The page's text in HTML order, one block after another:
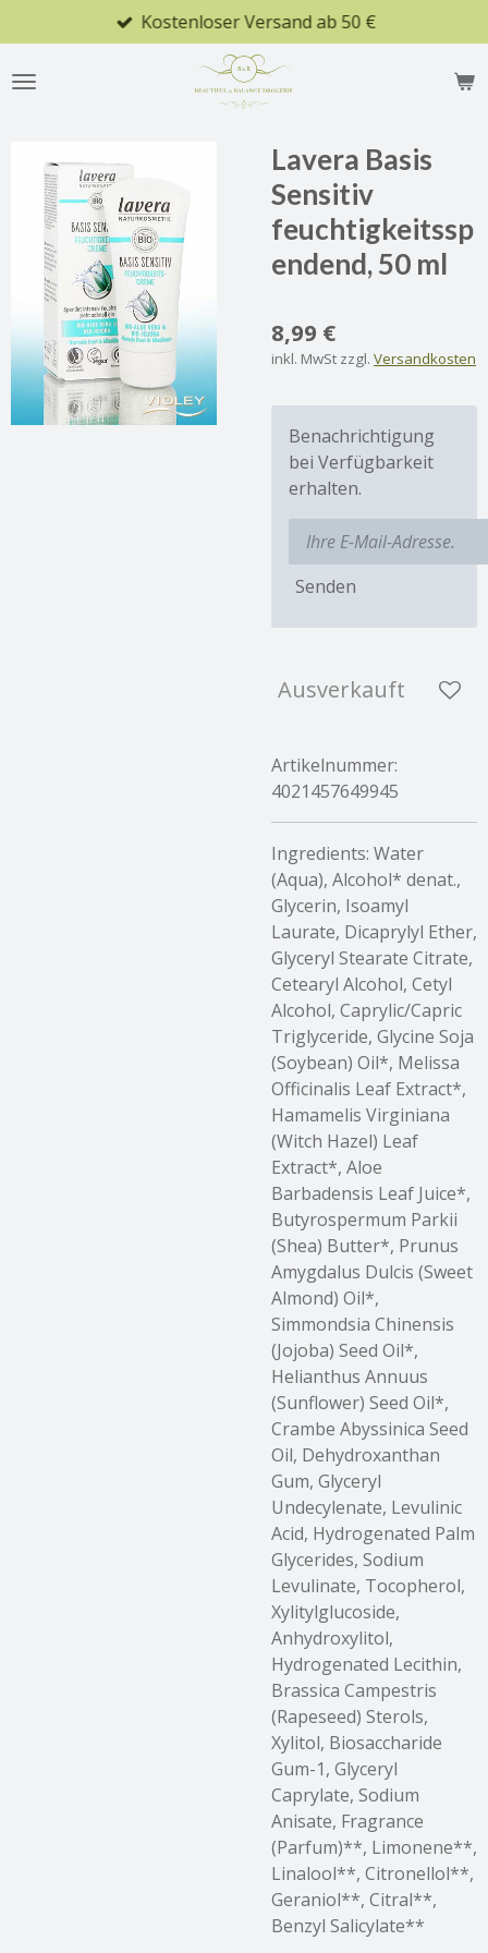
Hauptinhalt
springen
Kostenloser Versand ab 50 €
Lavera Basis
Sensitiv
feuchtigkeitssp
endend, 50 ml
8,99 €
inkl. MwSt zzgl. Versandkosten
Benachrichtigung
bei Verfügbarkeit
erhalten.
Senden
Ausverkauft
Artikelnummer:
4021457649945
Ingredients: Water
(Aqua), Alcohol* denat.,
Glycerin, Isoamyl
Laurate, Dicaprylyl Ether,
Glyceryl Stearate Citrate,
Cetearyl Alcohol, Cetyl
Alcohol, Caprylic/Capric
Triglyceride, Glycine Soja
(Soybean) Oil*, Melissa
Officinalis Leaf Extract*,
Hamamelis Virginiana
(Witch Hazel) Leaf
Extract*, Aloe
Barbadensis Leaf Juice*,
Butyrospermum Parkii
(Shea) Butter*, Prunus
Amygdalus Dulcis (Sweet
Almond) Oil*,
Simmondsia Chinensis
(Jojoba) Seed Oil*,
Helianthus Annuus
(Sunflower) Seed Oil*,
Crambe Abyssinica Seed
Oil, Dehydroxanthan
Gum, Glyceryl
Undecylenate, Levulinic
Acid, Hydrogenated Palm
Glycerides, Sodium
Levulinate, Tocopherol,
Xylitylglucoside,
Anhydroxylitol,
Hydrogenated Lecithin,
Brassica Campestris
(Rapeseed) Sterols,
Xylitol, Biosaccharide
Gum-1, Glyceryl
Caprylate, Sodium
Anisate, Fragrance
(Parfum)**, Limonene**,
Linalool**, Citronellol**,
Geraniol**, Citral**,
Benzyl Salicylate**